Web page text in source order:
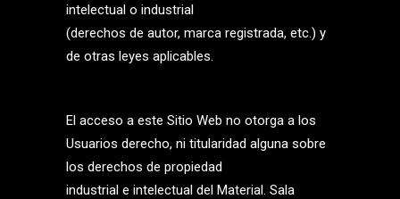
intelectual o industrial
(derechos de autor, marca registrada, etc.) y
de otras leyes aplicables.
El acceso a este Sitio Web no otorga a los
Usuarios derecho, ni titularidad alguna sobre
los derechos de propiedad
industrial e intelectual del Material. Sala